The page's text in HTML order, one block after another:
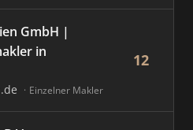
GmbH |
in
Einzelner Makler
12